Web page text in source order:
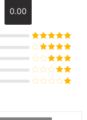
0.00
דורג5מתוך
דורג4
מתוך 5
דורג3
דורג
5